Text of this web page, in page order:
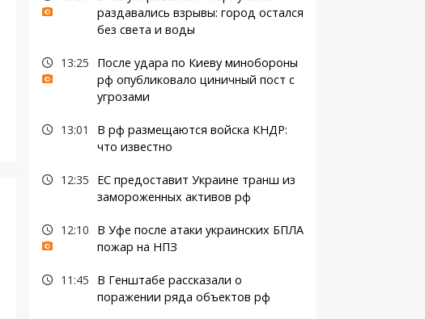
раздавались взрывы: город остался
без света и воды
13:25
После удара по Киеву минобороны
рф опубликовало циничный пост с
угрозами
13:01
В рф размещаются войска КНДР:
что известно
12:35
ЕС предоставит Украине транш из
замороженных активов рф
12:10
В Уфе после атаки украинских БПЛА
пожар на НПЗ
11:45
В Генштабе рассказали о
поражении ряда объектов рф